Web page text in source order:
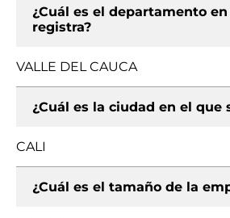
¿Cuál es el departamento
registra?
VALLE DEL CAUCA
¿Cuál es la ciudad en el que
CALI
¿Cuál es el tamaño de la